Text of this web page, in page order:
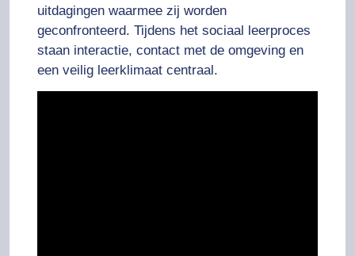
uitdagingen waarmee zij worden
geconfronteerd. Tijdens het sociaal leerproces
staan interactie, contact met de omgeving en
een veilig leerklimaat centraal.